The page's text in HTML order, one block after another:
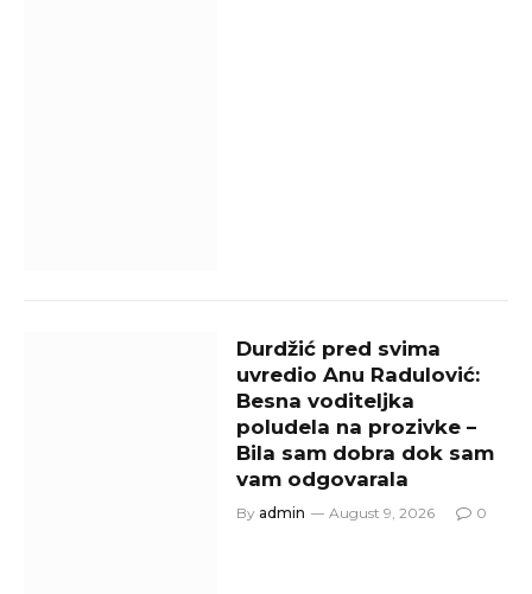
Durdžić pred svima
uvredio Anu Radulović:
Besna voditeljka
poludela na prozivke –
Bila sam dobra dok sam
vam odgovarala
By admin August 9, 2026 0